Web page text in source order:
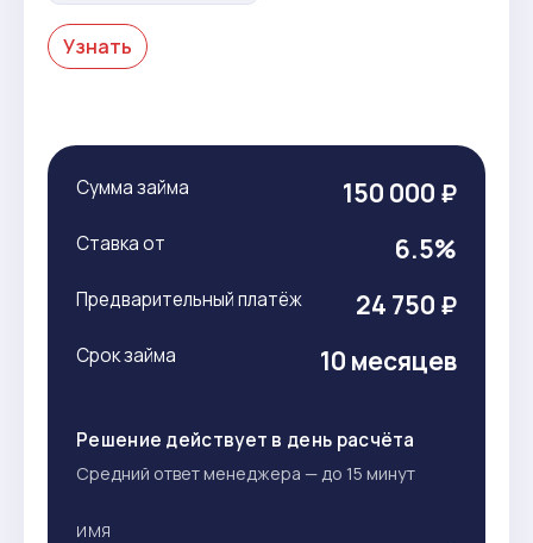
Узнать
Сумма займа 150 000 ₽
Ставка от 6.5%
Предварительный платёж 24 750 ₽
Срок займа 10 месяцев
Решение действует в день расчёта
Средний ответ менеджера — до 15 минут
ИМЯ